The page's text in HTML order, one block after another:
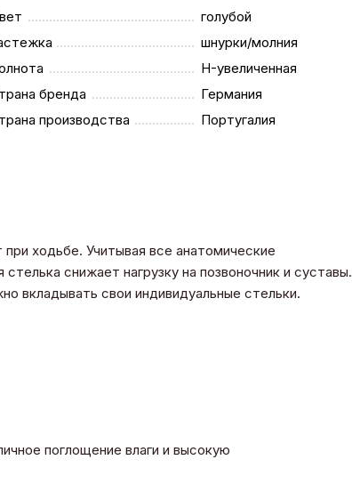
голубой
шнурки/молния
H-увеличенная
бренда
Германия
производства
Португалия
ходьбе. Учитывая все анатомические
снижает нагрузку на позвоночник и суставы.
вкладывать свои индивидуальные стельки.
поглощение влаги и высокую